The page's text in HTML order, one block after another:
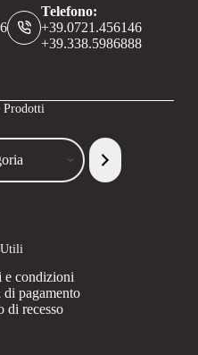
Telefono:
+39.0721.456146
+39.338.5986888
Prodotti
e condizioni
pagamento
di recesso